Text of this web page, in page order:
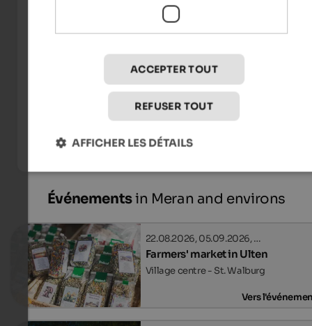
Tourismusverein Schenna | Dietmar Denger
Événementsin Meran and environs
22.08.2026, 05.09.2026, …
Farmers' market in Ulten
Village centre - St. Walburg
Vers
ACCEPTER TOUT
REFUSER TOUT
AFFICHER LES DÉTAILS